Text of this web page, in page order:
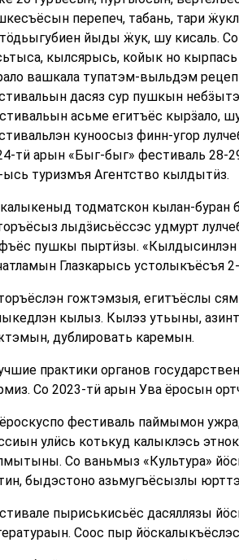
перепеч, табань, тари
йыды ӝук, шу кисаль.
кылсярысь, койык но
вашкала тупатэм-выльдэм
дасяз сур пушкын
асьме егитъёс кырӟало,
куноосыз финн-угор
тӥ арын «Быг-быг» фестиваль 28-
туризмъя Агентство кылдытӥз.
тодматскон кылан-буран
лыдӟисьёссэс удмурт
пушкы пыртӥзы. «Кылдысинлэн
Глазкарысь устолыкъёсъя
гожтэмзыя, егитъёслы
кылыз. Кылэз утьыны,
дублировать каремын.
практики органов
Со 2023-тӥ арын Ува ёросын
фестиваль паймымон
улӥсь котькуд калыклэсь
Со ваньмыз «Культура»
быдэстоно азьмугъёсызлы
пыриськисьёс дасяллязы
Соос пыр